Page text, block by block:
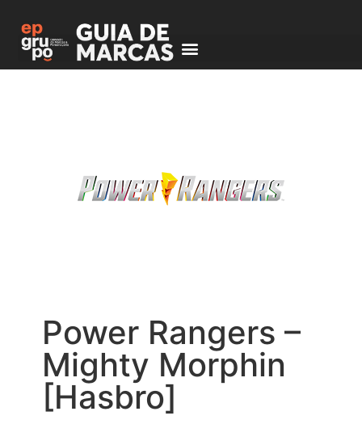
Power Rangers –
Mighty Morphin
[Hasbro]